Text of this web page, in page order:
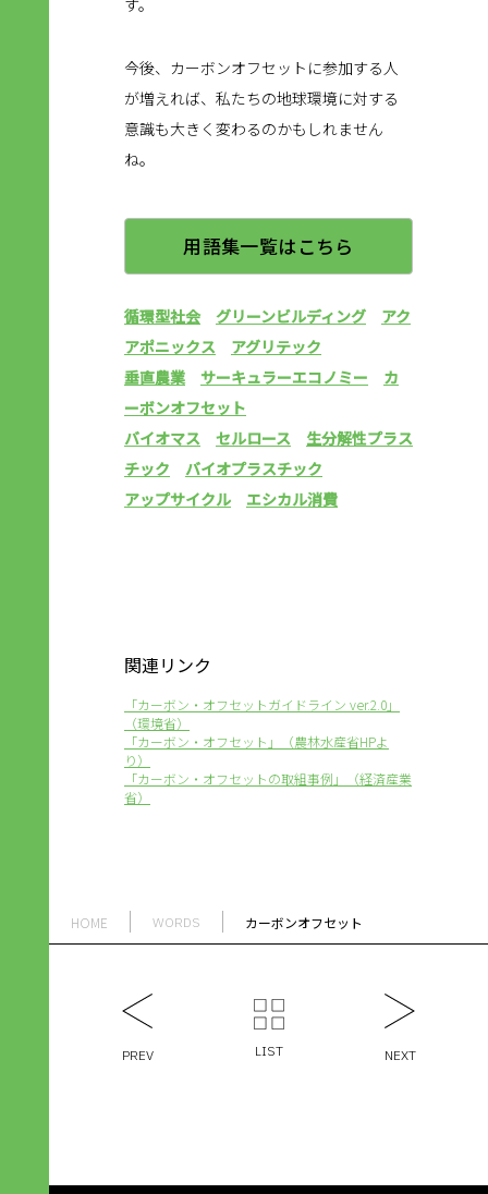
す。
今後、カーボンオフセットに参加する人
が増えれば、私たちの地球環境に対する
意識も大きく変わるのかもしれません
ね。
用語集一覧はこちら
循環型社会 グリーンビルディング
アク
アポニックス
アグリテック
垂直農業
サーキュラーエコノミー
カ
ーボンオフセット
バイオマス
セルロース
生分解性プラス
チック
バイオプラスチック
アップサイクル
エシカル消費
関連リンク
「カーボン・オフセットガイドライン ver.2.0」
（環境省）
「カーボン・オフセット」（農林水産省HPよ
り）
「カーボン・オフセットの取組事例」（経済産業
省）
HOME WORDS カーボンオフセット
PREV LIST NEXT